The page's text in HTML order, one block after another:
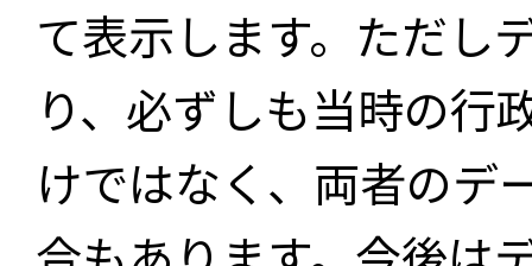
て表示します。ただし
り、必ずしも当時の行
けではなく、両者のデ